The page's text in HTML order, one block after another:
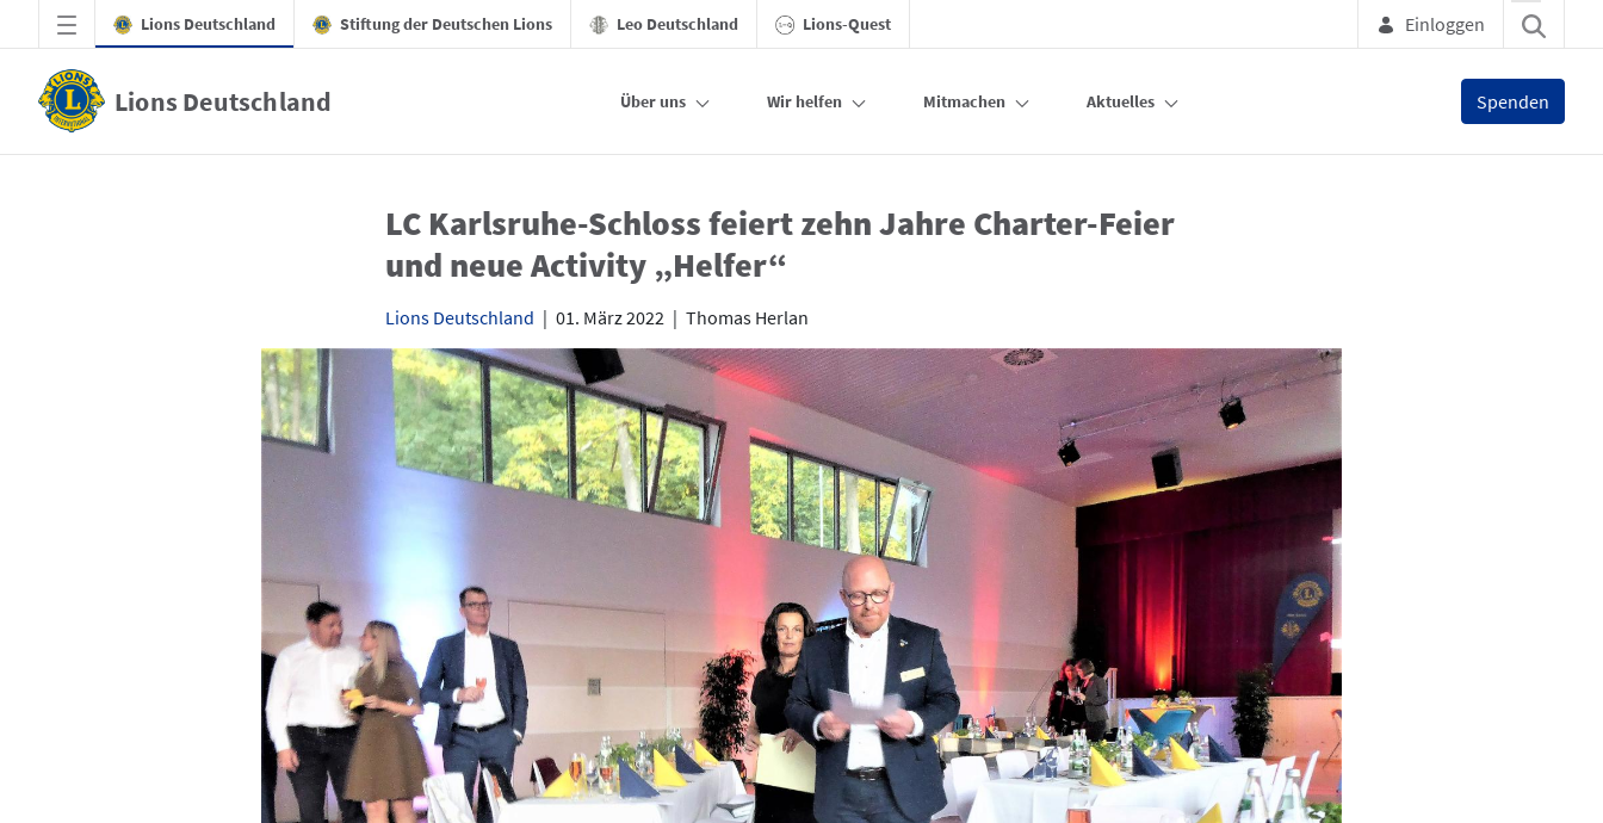
Zum Hauptinhalt springen
Lions Deutschland Stiftung der Deutschen Lions Leo Deutschland Lions-Quest Einloggen
Lions Deutschland Über uns Wir helfen Mitmachen Aktuelles Spenden
LC Karlsruhe-Schloss feiert zehn Jahre Charter-Feier
und neue Activity „Helfer“
Lions Deutschland | 01. März 2022 | Thomas Herlan